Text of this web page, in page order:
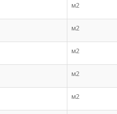
м2
м2
м2
м2
м2